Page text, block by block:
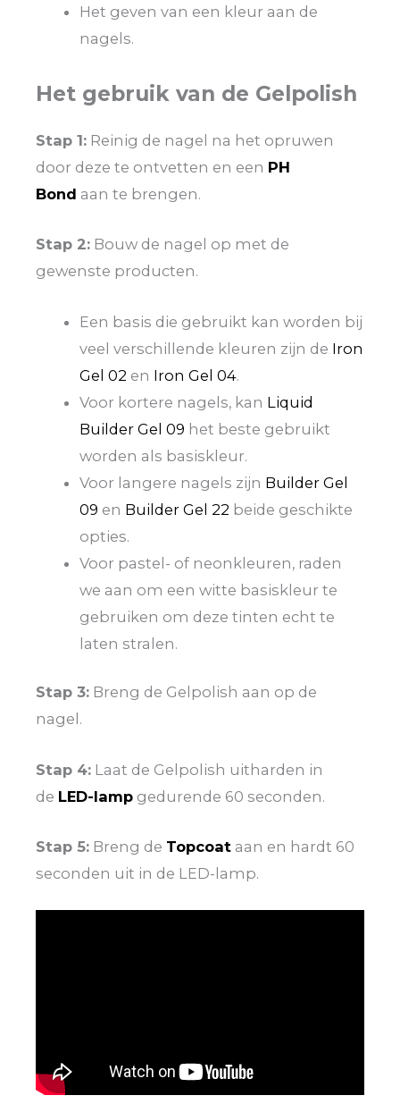
Het geven van een kleur aan de
nagels.
Het gebruik van de Gelpolish
Stap 1: Reinig de nagel na het opruwen
door deze te ontvetten en een PH
Bond aan te brengen.
Stap 2: Bouw de nagel op met de
gewenste producten.
Een basis die gebruikt kan worden bij
veel verschillende kleuren zijn de Iron
Gel 02 en Iron Gel 04.
Voor kortere nagels, kan Liquid
Builder Gel 09 het beste gebruikt
worden als basiskleur.
Voor langere nagels zijn Builder Gel
09 en Builder Gel 22 beide geschikte
opties.
Voor pastel- of neonkleuren, raden
we aan om een witte basiskleur te
gebruiken om deze tinten echt te
laten stralen.
Stap 3: Breng de Gelpolish aan op de
nagel.
Stap 4: Laat de Gelpolish uitharden in
de LED-lamp gedurende 60 seconden.
Stap 5: Breng de Topcoat aan en hardt 60
seconden uit in de LED-lamp.